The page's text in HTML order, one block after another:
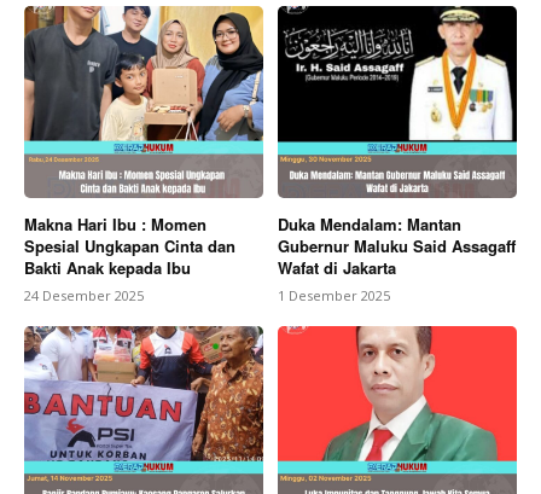
Makna Hari Ibu : Momen
Spesial Ungkapan Cinta dan
Bakti Anak kepada Ibu
24 Desember 2025
Duka Mendalam: Mantan
Gubernur Maluku Said Assagaff
Wafat di Jakarta
1 Desember 2025